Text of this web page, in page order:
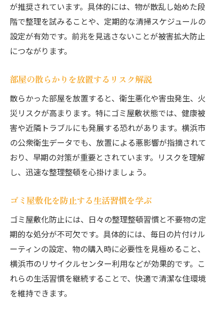
が推奨されています。具体的には、物が散乱し始めた段
階で整理を試みることや、定期的な清掃スケジュールの
設定が有効です。前兆を見逃さないことが被害拡大防止
につながります。
部屋の散らかりを放置するリスク解説
散らかった部屋を放置すると、衛生悪化や害虫発生、火
災リスクが高まります。特にゴミ屋敷状態では、健康被
害や近隣トラブルにも発展する恐れがあります。横浜市
の公衆衛生データでも、放置による悪影響が指摘されて
おり、早期の対策が重要とされています。リスクを理解
し、迅速な整理整頓を心掛けましょう。
ゴミ屋敷化を防止する生活習慣を学ぶ
ゴミ屋敷化防止には、日々の整理整頓習慣と不要物の定
期的な処分が不可欠です。具体的には、毎日の片付けル
ーティンの設定、物の購入時に必要性を見極めること、
横浜市のリサイクルセンター利用などが効果的です。こ
れらの生活習慣を継続することで、快適で清潔な住環境
を維持できます。